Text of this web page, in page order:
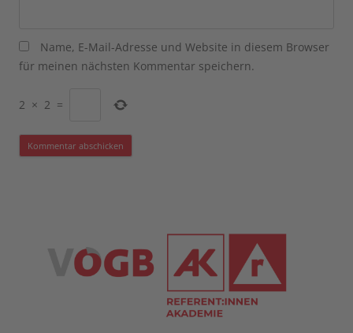
Name, E-Mail-Adresse und Website in diesem Browser
für meinen nächsten Kommentar speichern.
2 × 2 =